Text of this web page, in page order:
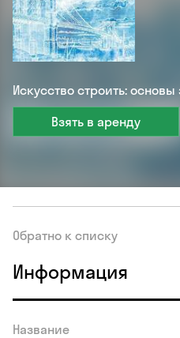
Искусство строить:
Взять в аренду
Обратно к списку
Информация
Название